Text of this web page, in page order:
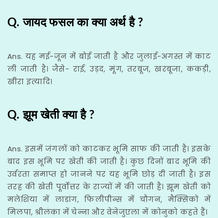
Q. जायद फसल का क्या अर्थ है ?
Ans. यह मई-जून में बोई जाती है और जुलाई-अगस्त में काट
ली जाती है। जैसे- राई, उड़द, मूंग, तरबूज, खरबूजा, ककड़ी,
खीरा इत्यादि।
Q. झूम खेती क्या है ?
Ans. इसमें जंगलों को काटकर भूमि साफ की जाती है। इसके
बाद इस भूमि पर खेती की जाती है। कुछ दिनों बाद भूमि की
उर्वरता समाप्त हो जानने पर यह भूमि छोड़ दी जाती है। इस
तरह की खेती पूर्वोत्तर के राज्यों में की जाती है। झूम खेती को
मलेशिया में लाडांग, फिलीपीन्स में चौगन, मैक्सिको में
मिलपा, श्रीलंका में चेन्ना और वेनेजुएला में कोनुको कहते हैं।